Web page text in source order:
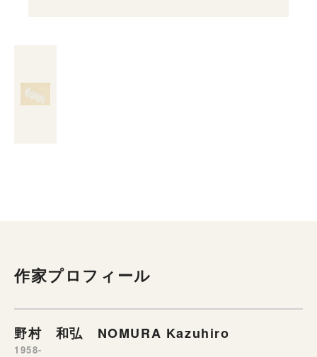
作家プロフィール
野村 和弘 NOMURA Kazuhiro
1958-